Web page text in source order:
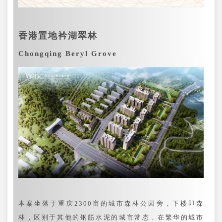
香港置地衿湖翠林
Chongqing Beryl Grove
本案坐落于重庆2300亩的城市森林公园旁，下楼即森
林，区别于其他的钢筋水泥的城市常态，在繁华的城市